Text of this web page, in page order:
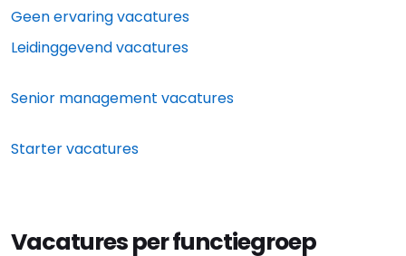
Geen ervaring vacatures
Leidinggevend vacatures
Senior management vacatures
Starter vacatures
Vacatures per functiegroep